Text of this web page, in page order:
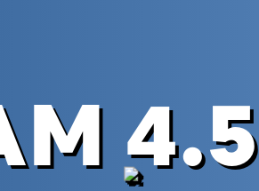
4.5